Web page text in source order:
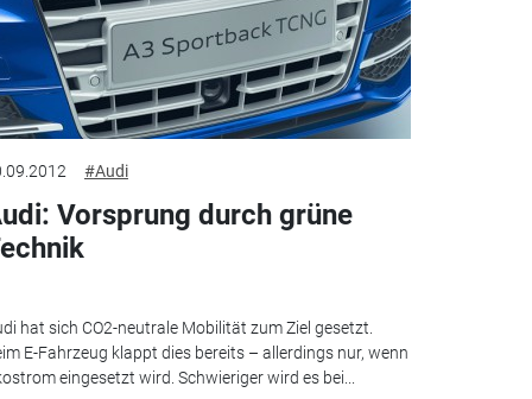
#Audi
Vorsprung durch grüne
hat sich CO2-neutrale Mobilität zum Ziel gesetzt.
E-Fahrzeug klappt dies bereits – allerdings nur, wenn
eingesetzt wird. Schwieriger wird es bei...